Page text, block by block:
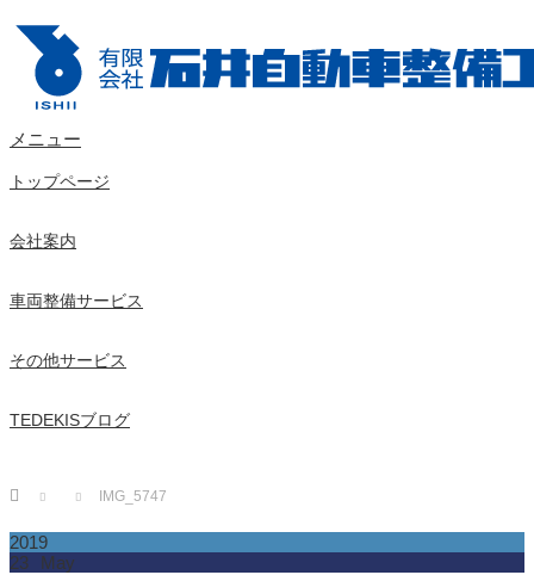
メニュー
トップページ
会社案内
車両整備サービス
その他サービス
TEDEKISブログ
Home IMG_5747
2019
23
May